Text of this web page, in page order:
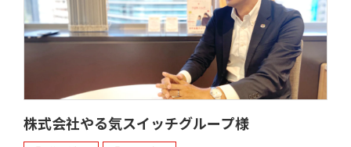
株式会社やる気スイッチグループ様